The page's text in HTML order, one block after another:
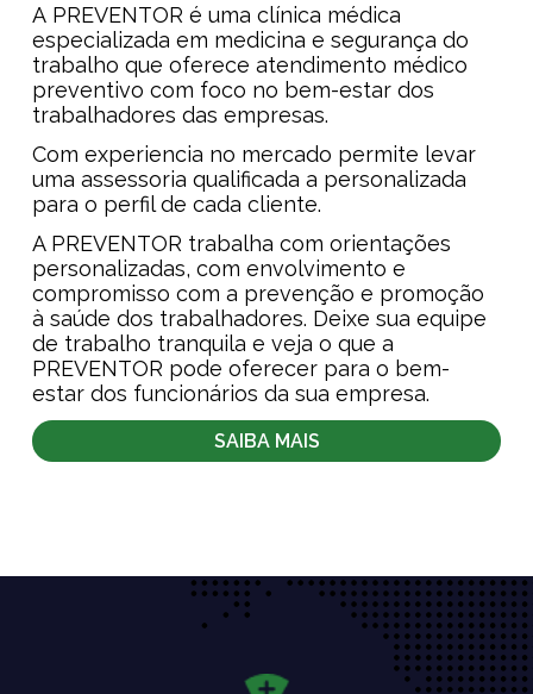
A PREVENTOR é uma clínica médica
especializada em medicina e segurança do
trabalho que oferece atendimento médico
preventivo com foco no bem-estar dos
trabalhadores das empresas.
Com experiencia no mercado permite levar
uma assessoria qualificada a personalizada
para o perfil de cada cliente.
A PREVENTOR trabalha com orientações
personalizadas, com envolvimento e
compromisso com a prevenção e promoção
à saúde dos trabalhadores. Deixe sua equipe
de trabalho tranquila e veja o que a
PREVENTOR pode oferecer para o bem-
estar dos funcionários da sua empresa.
SAIBA MAIS